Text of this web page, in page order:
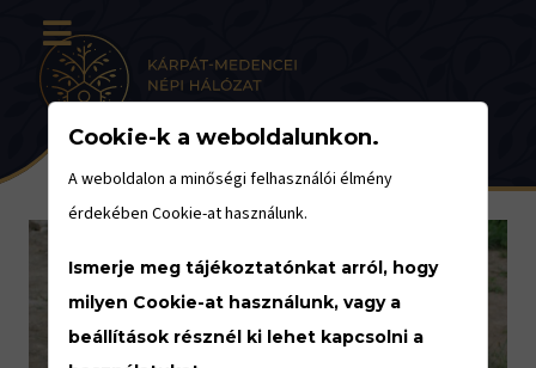
Cookie-k a weboldalunkon.
A weboldalon a minőségi felhasználói élmény
érdekében Cookie-at használunk.
Ismerje meg tájékoztatónkat arról, hogy
milyen Cookie-at használunk, vagy a
beállítások résznél ki lehet kapcsolni a